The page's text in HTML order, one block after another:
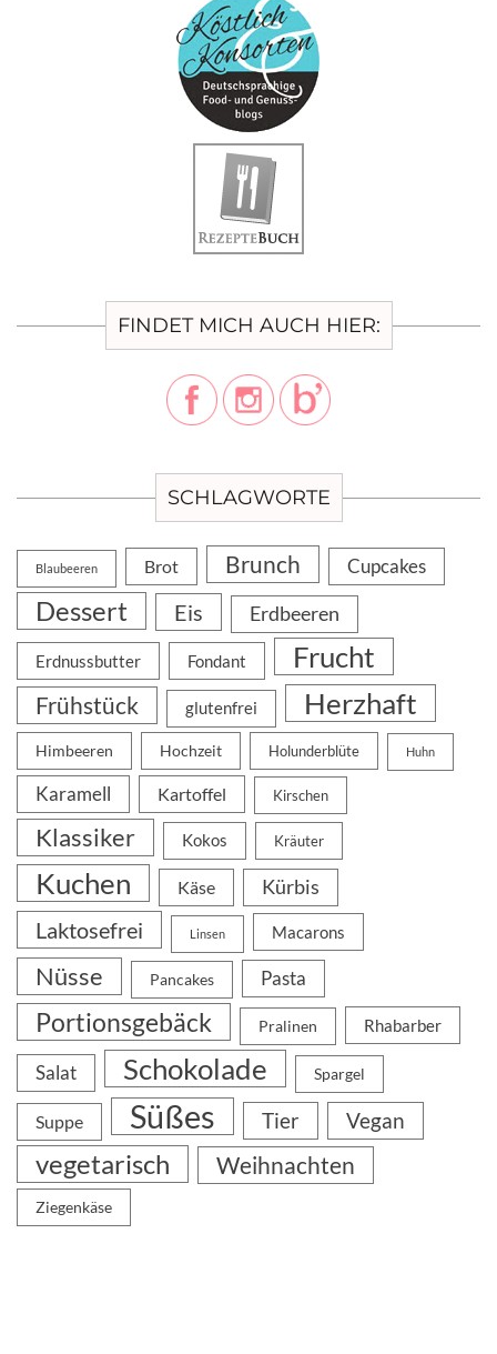
FINDET MICH AUCH HIER:
SCHLAGWORTE
Blaubeeren Brot Brunch Cupcakes
Dessert Eis Erdbeeren
Erdnussbutter Fondant Frucht
Frühstück glutenfrei Herzhaft
Himbeeren Hochzeit Holunderblüte Huhn
Karamell Kartoffel Kirschen
Klassiker Kokos Kräuter
Kuchen Käse Kürbis
Laktosefrei Linsen Macarons
Nüsse Pancakes Pasta
Portionsgebäck Pralinen Rhabarber
Salat Schokolade Spargel
Suppe Süßes Tier Vegan
vegetarisch Weihnachten
Ziegenkäse